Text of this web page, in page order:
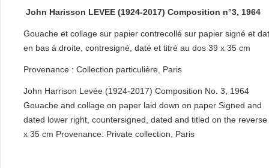
John Harisson LEVEE (1924-2017) Composition n°3, 1964
Gouache et collage sur papier contrecollé sur papier signé et
en bas à droite, contresigné, daté et titré au dos 39 x 35 cm
Provenance : Collection particulière, Paris
John Harrison Levée (1924-2017) Composition No. 3, 1964
Gouache and collage on paper laid down on paper Signed and
dated lower right, countersigned, dated and titled on the reverse
x 35 cm Provenance: Private collection, Paris